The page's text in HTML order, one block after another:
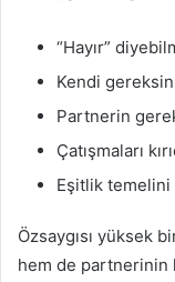
“Hayır”
Kendi
Partnerin
Çatışmaları
Eşitlik temelini
Özsaygısı yüksek
hem de partnerinin